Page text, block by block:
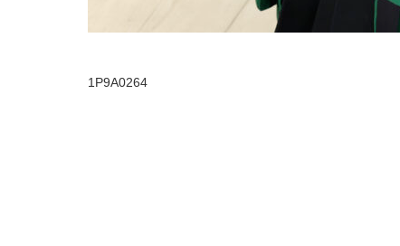
1P9A0264